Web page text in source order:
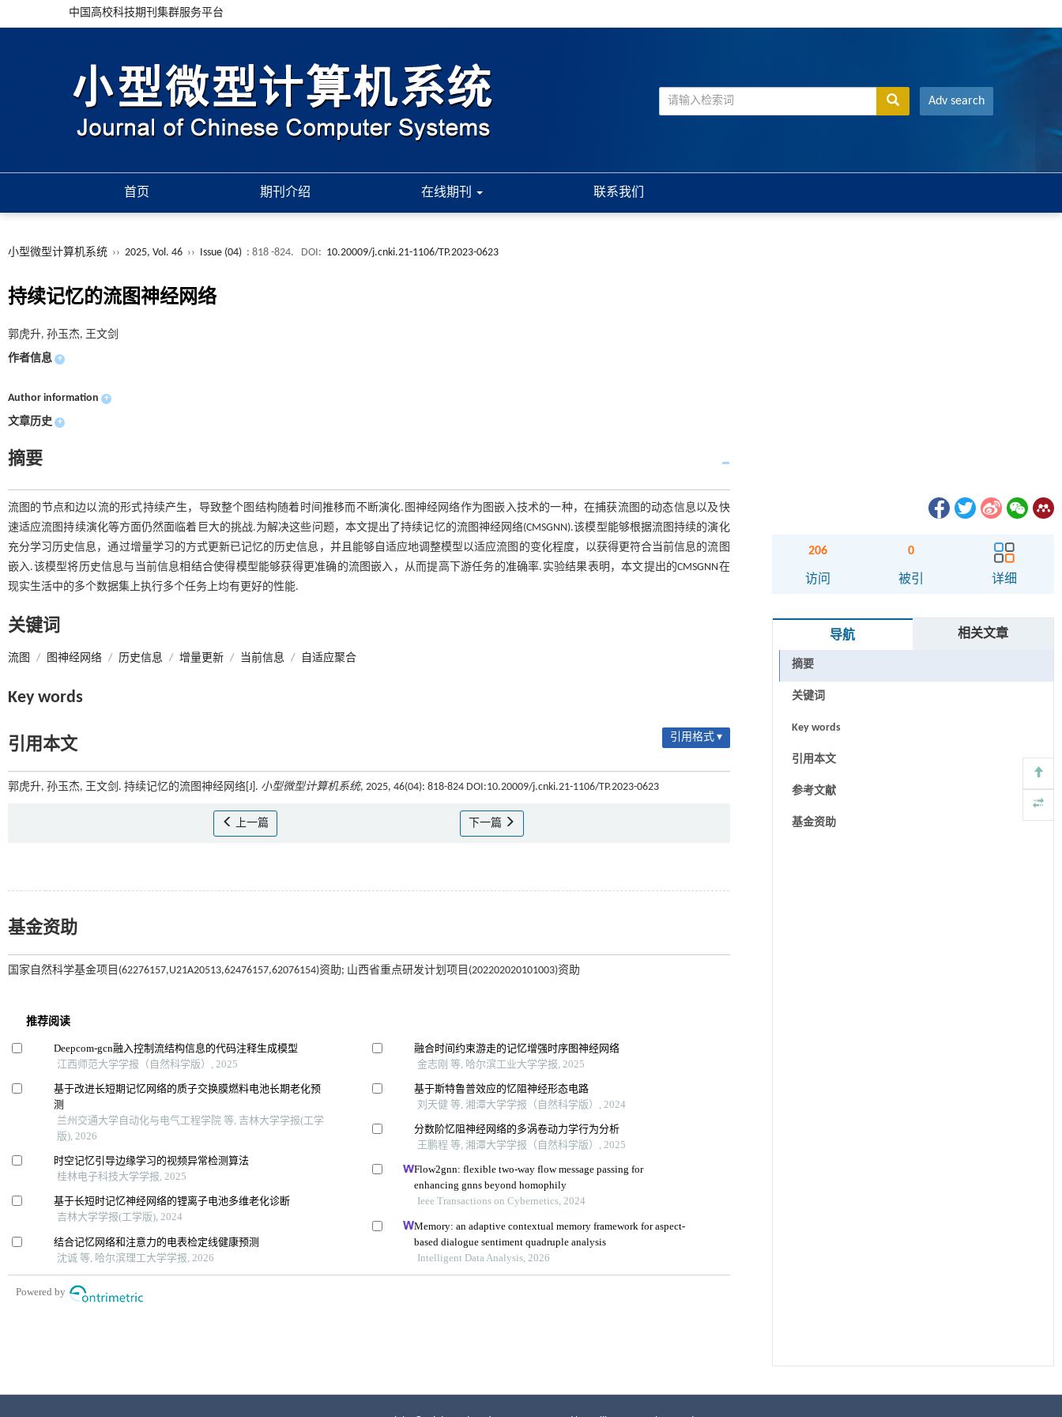
中国高校科技期刊集群服务平台
Adv search
首页 期刊介绍 在线期刊 联系我们
小型微型计算机系统 ›› 2025, Vol. 46 ›› Issue (04) : 818 -824. DOI: 10.20009/j.cnki.21-1106/TP.2023-0623
持续记忆的流图神经网络
郭虎升, 孙玉杰, 王文剑
作者信息 +
Author information +
文章历史 +
摘要
流图的节点和边以流的形式持续产生，导致整个图结构随着时间推移而不断演化.图神经网络作为图嵌入技术的一种，在捕获流图的动态信息以及快
速适应流图持续演化等方面仍然面临着巨大的挑战.为解决这些问题，本文提出了持续记忆的流图神经网络(CMSGNN).该模型能够根据流图持续的演化
充分学习历史信息，通过增量学习的方式更新已记忆的历史信息，并且能够自适应地调整模型以适应流图的变化程度，以获得更符合当前信息的流图
嵌入.该模型将历史信息与当前信息相结合使得模型能够获得更准确的流图嵌入，从而提高下游任务的准确率.实验结果表明，本文提出的CMSGNN在
现实生活中的多个数据集上执行多个任务上均有更好的性能.
关键词
流图 / 图神经网络 / 历史信息 / 增量更新 / 当前信息 / 自适应聚合
Key words
引用本文 引用格式 ▾
郭虎升, 孙玉杰, 王文剑. 持续记忆的流图神经网络[J]. 小型微型计算机系统, 2025, 46(04): 818-824 DOI:10.20009/j.cnki.21-1106/TP.2023-0623
上一篇 下一篇
基金资助
国家自然科学基金项目(62276157,U21A20513,62476157,62076154)资助; 山西省重点研发计划项目(202202020101003)资助
206
访问
0
被引 详细
导航 相关文章
摘要
关键词
Key words
引用本文
参考文献
基金资助